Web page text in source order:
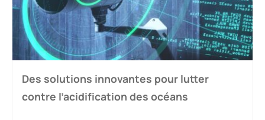
Des solutions innovantes pour lutter
contre l’acidification des océans